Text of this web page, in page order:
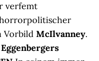
verfemt
VorbildMcIlvanney.